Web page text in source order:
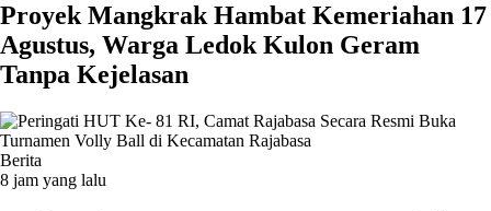
‎Proyek Mangkrak Hambat Kemeriahan 17
Agustus, Warga Ledok Kulon Geram
Tanpa Kejelasan
Berita
8 jam yang lalu